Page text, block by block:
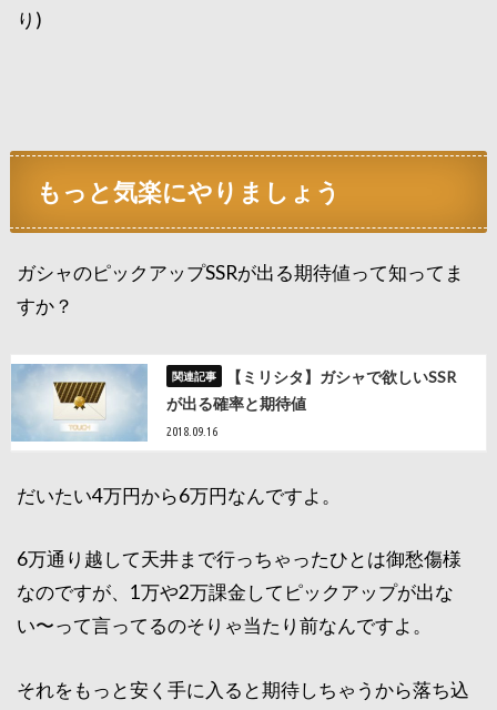
り)
もっと気楽にやりましょう
ガシャのピックアップSSRが出る期待値って知ってま
すか？
【ミリシタ】ガシャで欲しいSSR
が出る確率と期待値
2018.09.16
だいたい4万円から6万円なんですよ。
6万通り越して天井まで行っちゃったひとは御愁傷様
なのですが、1万や2万課金してピックアップが出な
い〜って言ってるのそりゃ当たり前なんですよ。
それをもっと安く手に入ると期待しちゃうから落ち込